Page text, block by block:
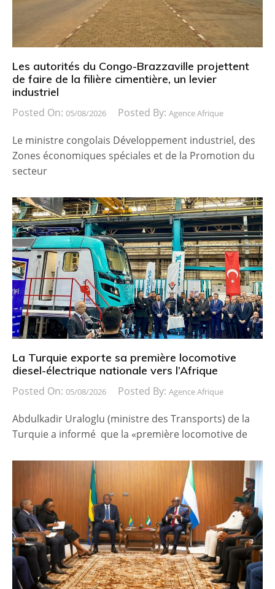
Les autorités du Congo-Brazzaville projettent
de faire de la filière cimentière, un levier
industriel
Posted On: 05/08/2026 Posted By: Agence Afrique
Le ministre congolais Développement industriel, des
Zones économiques spéciales et de la Promotion du
secteur
La Turquie exporte sa première locomotive
diesel-électrique nationale vers l’Afrique
Posted On: 05/08/2026 Posted By: Agence Afrique
Abdulkadir Uraloglu (ministre des Transports) de la
Turquie a informé que la «première locomotive de